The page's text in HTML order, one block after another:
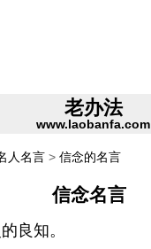
老办法
www.laobanfa.com
人名言 > 信念的名言
信念名言
良知。